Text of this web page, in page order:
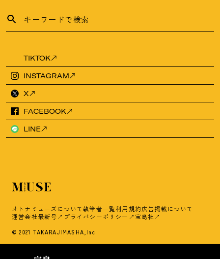
TIKTOK
INSTAGRAM
X
FACEBOOK
LINE
オトナミューズについて執筆者一覧利用規約広告掲載について
運営会社最新号 プライバシーポリシー 宝島社
© 2021 TAKARAJIMASHA,Inc.